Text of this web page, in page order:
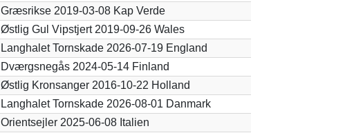
Græsrikse 2019-03-08 Kap Verde
Østlig Gul Vipstjert 2019-09-26 Wales
Langhalet Tornskade 2026-07-19 England
Dværgsnegås 2024-05-14 Finland
Østlig Kronsanger 2016-10-22 Holland
Langhalet Tornskade 2026-08-01 Danmark
Orientsejler 2025-06-08 Italien